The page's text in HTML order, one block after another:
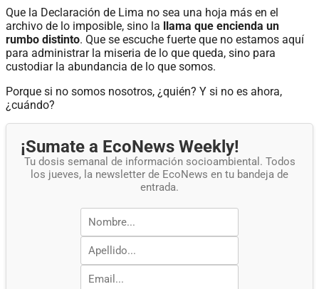
Que la Declaración de Lima no sea una hoja más en el
archivo de lo imposible, sino la
llama que encienda un
rumbo distinto. Que se escuche fuerte que no estamos aquí
para administrar la miseria de lo que queda, sino para
custodiar la abundancia de lo que somos.
Porque si no somos nosotros, ¿quién? Y si no es ahora,
¿cuándo?
¡Sumate a EcoNews Weekly!
Tu dosis semanal de información socioambiental. Todos
los jueves, la newsletter de EcoNews en tu bandeja de
entrada.